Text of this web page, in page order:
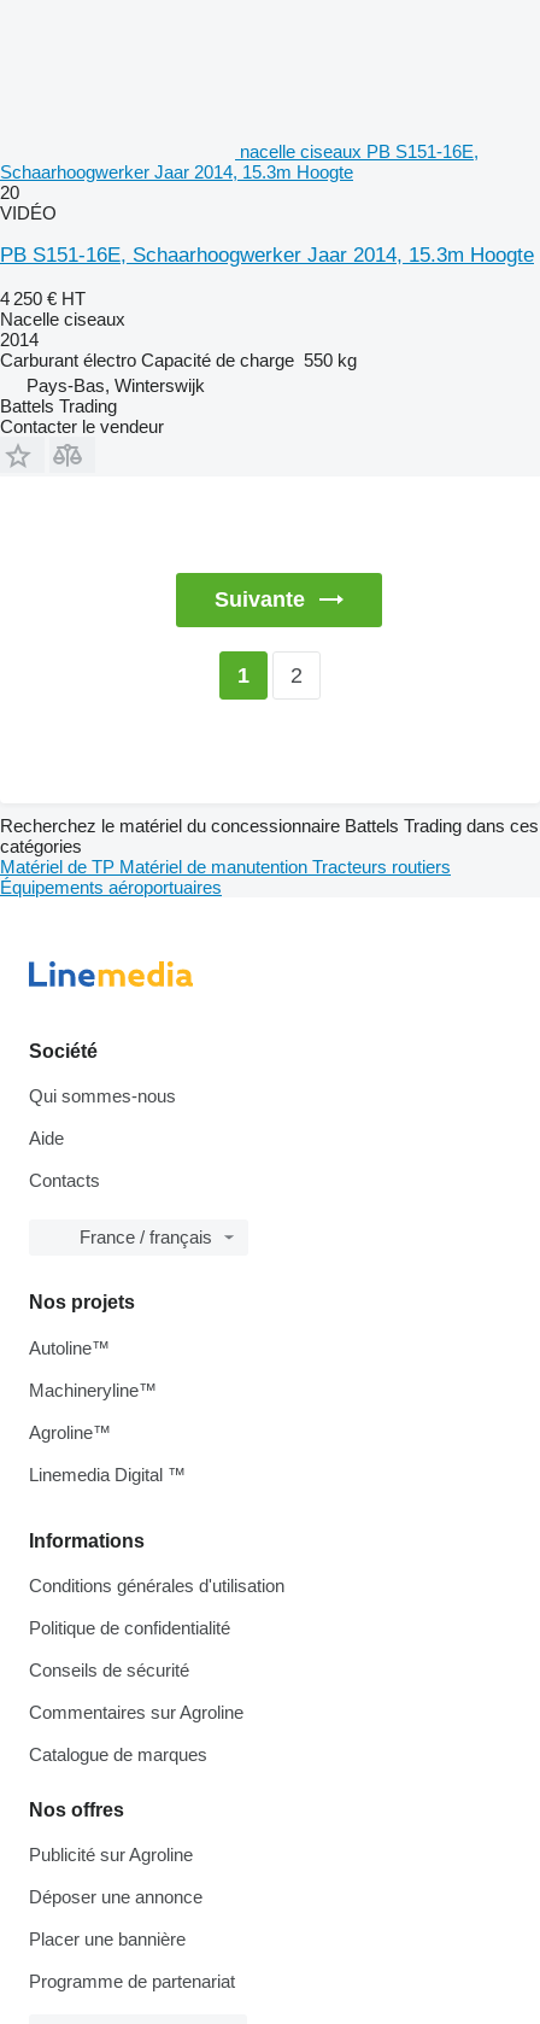
nacelle ciseaux PB S151-16E,
Schaarhoogwerker Jaar 2014, 15.3m Hoogte
20
VIDÉO
PB S151-16E, Schaarhoogwerker Jaar 2014, 15.3m Hoogte
4 250 € HT
Nacelle ciseaux
2014
Carburant électro Capacité de charge 550 kg
Pays-Bas, Winterswijk
Battels Trading
Contacter le vendeur
Suivante
1 2
Recherchez le matériel du concessionnaire Battels Trading dans ces
catégories
Matériel de TP Matériel de manutention Tracteurs routiers
Équipements aéroportuaires
Société
Qui sommes-nous
Aide
Contacts
France / français
Informations
Conditions générales d'utilisation
Politique de confidentialité
Conseils de sécurité
Commentaires sur Agroline
Catalogue de marques
Nos offres
Publicité sur Agroline
Déposer une annonce
Placer une bannière
Programme de partenariat
Nos projets
Autoline™
Machineryline™
Agroline™
Linemedia Digital ™